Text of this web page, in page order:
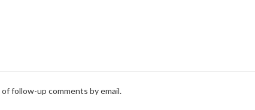
follow-up comments by email.